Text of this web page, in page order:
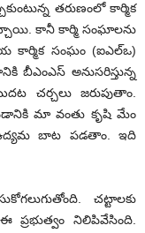
తరుణంలో కార్మిక
కానీ కార్మి సంఘాలను
కార్మిక సంఘం (ఐఎల్‌ఒ)
బీఎంఎస్‌ అనుసరిస్తున్న
చర్చలు జరుపుతాం.
మా వంతు కృషి మేం
బాట పడతాం. ఇది
చట్టాలకు
ప్రభుత్వం నిలిపివేసింది.